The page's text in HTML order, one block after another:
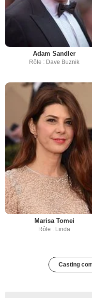
Adam Sandler
Rôle : Dave Buznik
Marisa Tomei
Rôle : Linda
Casting